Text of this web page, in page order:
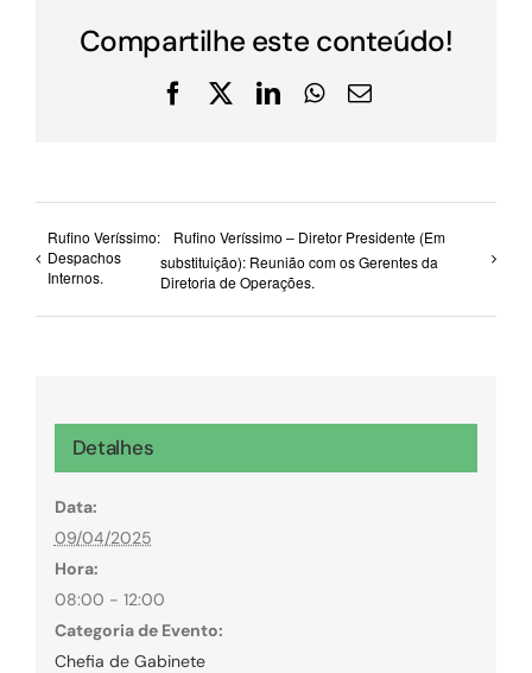
Compartilhe este conteúdo!
Facebook
X LinkedInWhatsApp
E-
Rufino Veríssimo:
Despachos
Internos.
Rufino Veríssimo – Diretor Presidente (Em
substituição): Reunião com os Gerentes da
Diretoria de Operações.
Detalhes
Data:
09/04/2025
Hora:
08:00 - 12:00
Categoria de Evento:
Chefia de Gabinete